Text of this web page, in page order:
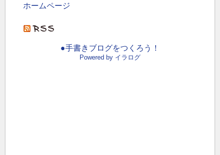
ホームページ
●手書きブログをつくろう！
Powered by イラログ